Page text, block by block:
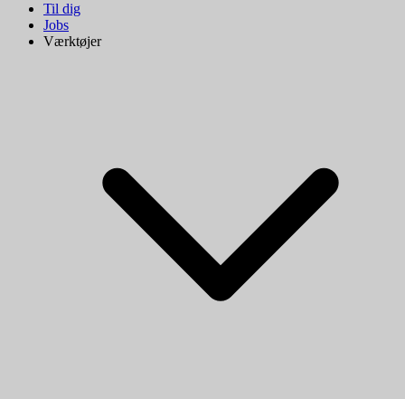
Til dig
Jobs
Værktøjer